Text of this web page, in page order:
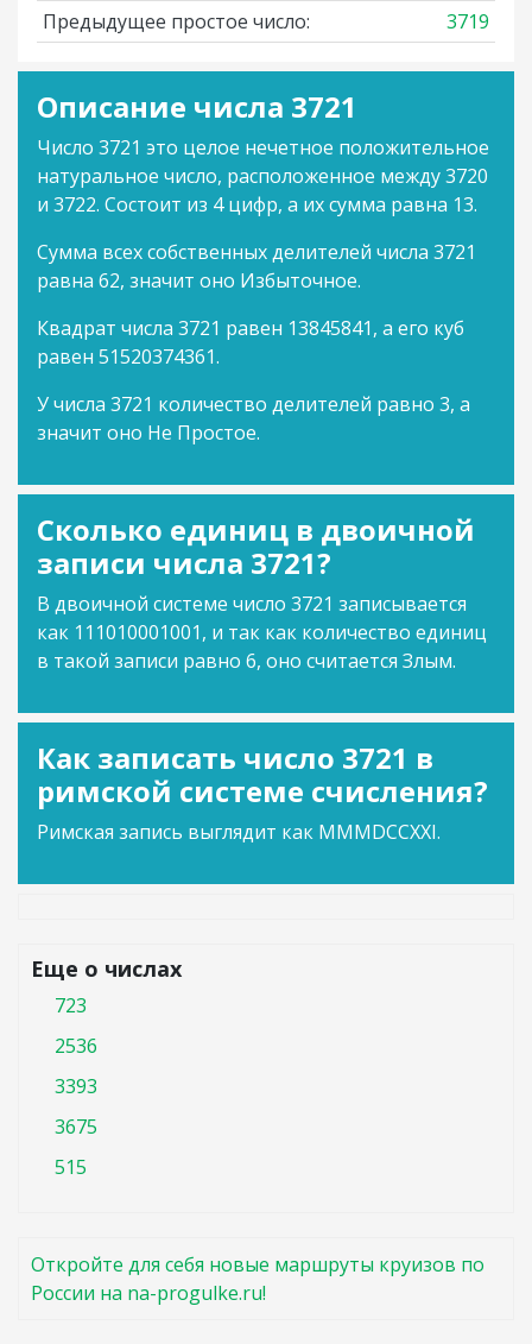
Предыдущее простое число:
3719
Описание числа 3721
Число 3721 это целое нечетное положительное
натуральное число, расположенное между 3720
и 3722. Состоит из 4 цифр, а их сумма равна 13.
Сумма всех собственных делителей числа 3721
равна 62, значит оно Избыточное.
Квадрат числа 3721 равен 13845841, а его куб
равен 51520374361.
У числа 3721 количество делителей равно 3, а
значит оно Не Простое.
Сколько единиц в двоичной
записи числа 3721?
В двоичной системе число 3721 записывается
как 111010001001, и так как количество единиц
в такой записи равно 6, оно считается Злым.
Как записать число 3721 в
римской системе счисления?
Римская запись выглядит как MMMDCCXXI.
Еще о числах
723
2536
3393
3675
515
Откройте для себя новые маршруты круизов по
России на na-progulke.ru!